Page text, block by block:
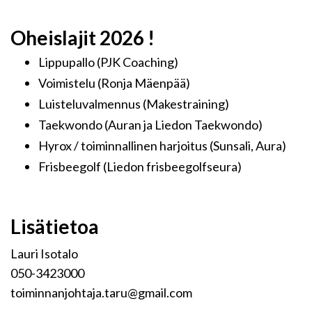
Oheislajit 2026 !
Lippupallo (PJK Coaching)
Voimistelu (Ronja Mäenpää)
Luisteluvalmennus (Makestraining)
Taekwondo (Auran ja Liedon Taekwondo)
Hyrox / toiminnallinen harjoitus (Sunsali, Aura)
Frisbeegolf (Liedon frisbeegolfseura)
Lisätietoa
Lauri Isotalo
050-3423000
toiminnanjohtaja.taru@gmail.com